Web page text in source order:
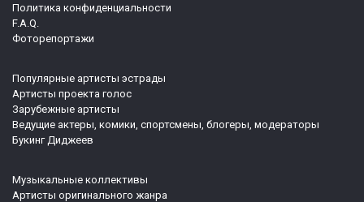
Политика конфиденциальности
F.A.Q.
Фоторепортажи
Популярные артисты эстрады
Артисты проекта голос
Зарубежные артисты
Ведущие актеры, комики, спортсмены, блогеры, модераторы
Букинг Диджеев
Музыкальные коллективы
Артисты оригинального жанра